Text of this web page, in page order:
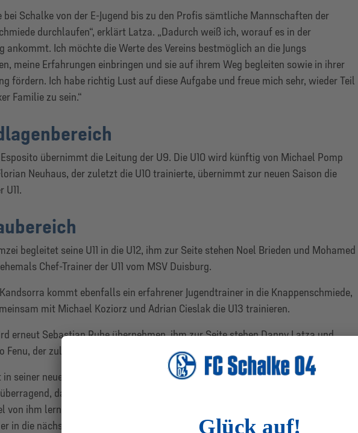
bei Schalke von der E-Jugend bis zu den Profis sämtliche Mannschaften der
durchlaufen“, erklärt Latza. „Dadurch weiß ich, worauf es in der
ankommt. Ich möchte die Werte des Vereins bestmöglich an die Jungs
meine Erfahrungen einbringen und sie auf ihrem Weg begleiten sowie in ihrer
fördern. Ich habe richtig Lust auf diese Aufgabe und freue mich sehr, wieder Teil
Familie zu sein.“
übernimmt die Leitung der U9. Die U10 wird künftig von Michael Pomp
Neuhaus, der zuletzt die U10 trainierte, übernimmt zur neuen Saison die
U11.
begleitet seine U11 in die U12, ihm zur Seite stehen Noel Brieden und Mohamed
Chef-Trainer der U11 vom MSV Duisburg.
kommt ebenfalls ein erfahrener Jugendtrainer in die Knappenschmiede,
mit Michael Koziorz und Adrian Cieslak die U13 trainieren.
erneut Sebastian Ruhe übernehmen, ihm zur Seite stehen Danny Latza und
Fenu, der zuletzt die U16 von TuS Hordel coachte.
in seiner neuen Rolle für die Knappenschmiede in allen Belangen ein Glücksfall
dass wir ihn für diesen Bereich gewinnen konnten. Unsere Spieler
von ihm lernen und man hat bereits in den Gesprächen gemerkt, mit welcher
in die nächsten Wochen und Monate gehen wird. Aber auch Danny wird in der